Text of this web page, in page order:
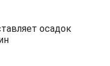
осадок